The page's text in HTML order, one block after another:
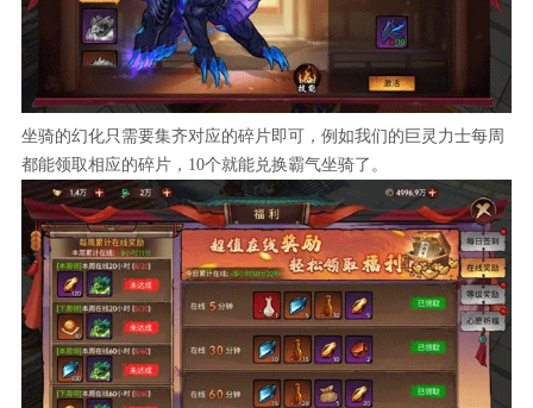
坐骑的幻化只需要集齐对应的碎片即可，例如我们的巨灵力士每周
都能领取相应的碎片，10个就能兑换霸气坐骑了。